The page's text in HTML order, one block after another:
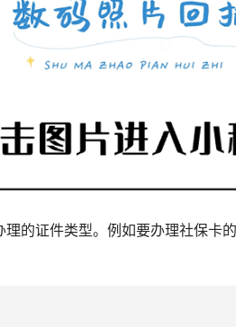
的证件类型。例如要办理社保卡